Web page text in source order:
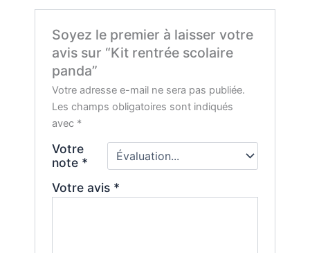
Soyez le premier à laisser votre
avis sur “Kit rentrée scolaire
panda”
Votre adresse e-mail ne sera pas publiée.
Les champs obligatoires sont indiqués
avec *
Votre
note *
Votre avis *